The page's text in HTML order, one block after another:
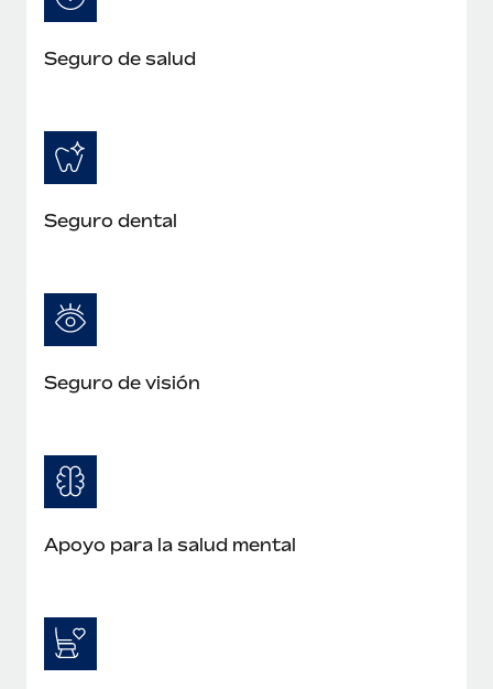
Seguro de salud
Seguro dental
Seguro de visión
Apoyo para la salud mental